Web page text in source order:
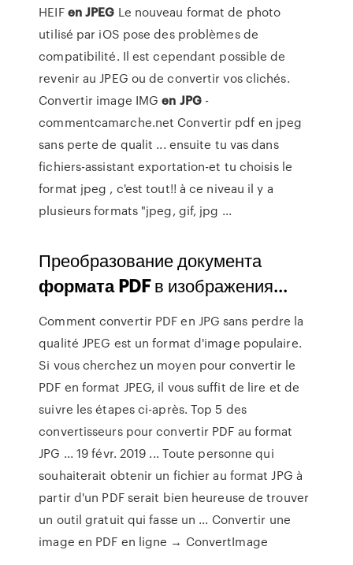
HEIFen JPEG Le nouveau format de photo
utilisé par iOS pose des problèmes de
compatibilité. Il est cependant possible de
revenir au JPEG ou de convertir vos clichés.
Convertir image IMGen JPG-
commentcamarche.net Convertir pdf en jpeg
sans perte de qualit ... ensuite tu vas dans
fichiers-assistant exportation-et tu choisis le
format jpeg , c'est tout!! à ce niveau il y a
plusieurs formats "jpeg, gif, jpg ...
Преобразование документа
форматаPDFв изображения...
Comment convertir PDF en JPG sans perdre la
qualité JPEG est un format d'image populaire.
Si vous cherchez un moyen pour convertir le
PDF en format JPEG, il vous suffit de lire et de
suivre les étapes ci-après. Top 5 des
convertisseurs pour convertir PDF au format
JPG ... 19 févr. 2019 ... Toute personne qui
souhaiterait obtenir un fichier au format JPG à
partir d'un PDF serait bien heureuse de trouver
un outil gratuit qui fasse un ... Convertir une
image en PDF en ligne → ConvertImage